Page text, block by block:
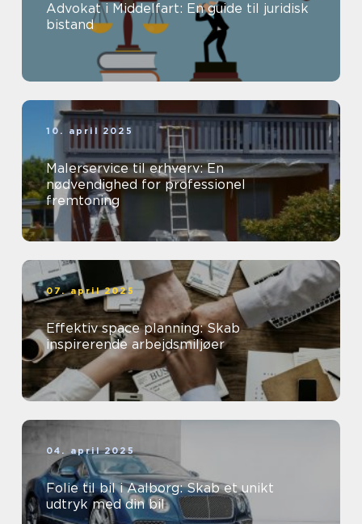
Advokat i Middelfart: En guide til juridisk
bistand
10. april 2025
Malerservice til erhverv: En
nødvendighed for professionel
fremtoning
07. april 2025
Effektiv space planning: Skab
inspirerende arbejdsmiljøer
04. april 2025
Folie til bil i Aalborg: Skab et unikt
udtryk med din bil